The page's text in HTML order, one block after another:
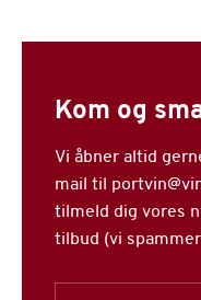
Kom og
Vi åbner altid
mail til
tilmeld dig vores
tilbud (vi